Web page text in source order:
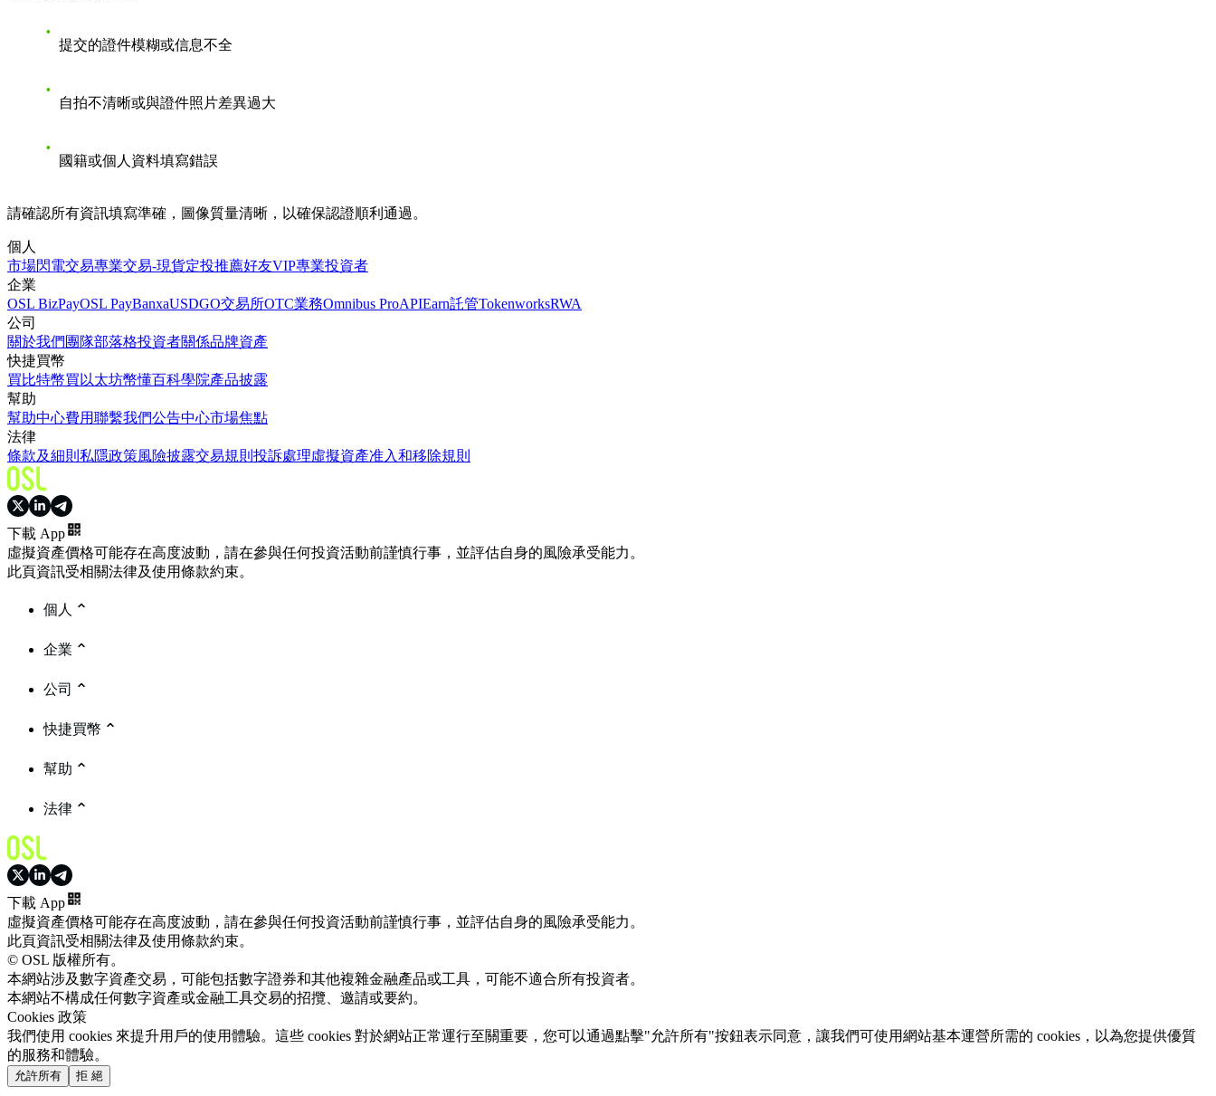
提交的證件模糊或信息不全
自拍不清晰或與證件照片差異過大
國籍或個人資料填寫錯誤
請確認所有資訊填寫準確，圖像質量清晰，以確保認證順利通過。
個人
市場閃電交易專業交易-現貨定投推薦好友VIP專業投資者
企業
OSL BizPayOSL PayBanxaUSDGO交易所OTC業務Omnibus ProAPIEarn託管TokenworksRWA
公司
關於我們 團隊部落格投資者關係品牌資產
快捷買幣
買比特幣買以太坊幣懂百科學院產品披露
幫助
幫助中心費用聯繫我們公告中心市場焦點
法律
條款及細則 私隱政策風險披露交易規則 投訴處理虛擬資產准入和移除規則
下載 App
虛擬資產價格可能存在高度波動，請在參與任何投資活動前謹慎行事，並評估自身的風險承受能力。
此頁資訊受相關法律及使用條款約束。
個人
企業
公司
快捷買幣
幫助
法律
下載 App
虛擬資產價格可能存在高度波動，請在參與任何投資活動前謹慎行事，並評估自身的風險承受能力。
此頁資訊受相關法律及使用條款約束。
© OSL 版權所有。
本網站涉及數字資產交易，可能包括數字證券和其他複雜金融產品或工具，可能不適合所有投資者。
本網站不構成任何數字資產或金融工具交易的招攬、邀請或要約。
Cookies 政策
我們使用 cookies 來提升用戶的使用體驗。這些 cookies 對於網站正常運行至關重要，您可以通過點擊"允許所有"按鈕表示同意，讓我們可使用網站基本運營所需的 cookies，以為您提供優質
的服務和體驗。
允許所有 拒 絕